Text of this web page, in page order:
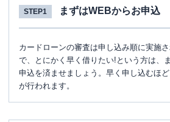
STEP1 まずはWEBからお申込
カードローンの審査は申し込み順に実施
で、とにかく早く借りたい!という方は、
申込を済ませましょう。早く申し込むほ
が行われます。